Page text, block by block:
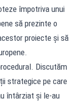
împotriva unui
să prezinte o
proiecte și să
Discutăm
strategice pe care
întârziat și le-au